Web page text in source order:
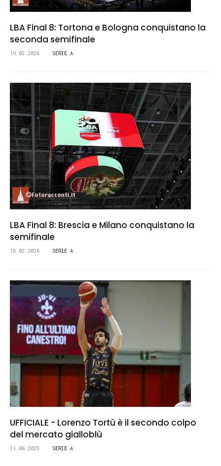
LBA Final 8: Tortona e Bologna conquistano la
seconda semifinale
19.02.2026 SERIE A
LBA Final 8: Brescia e Milano conquistano la
semifinale
18.02.2026 SERIE A
UFFICIALE - Lorenzo Tortù è il secondo colpo
del mercato gialloblù
13.06.2025 SERIE A